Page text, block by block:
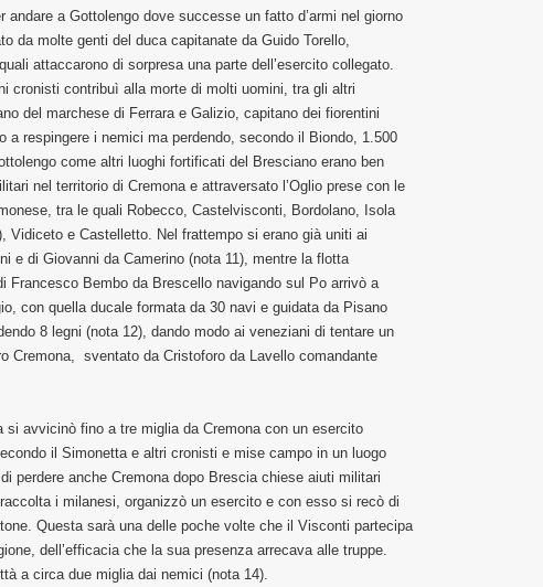
a Gottolengo dove successe un fatto d’armi nel giorno
da molte genti del duca capitanate da Guido Torello,
attaccarono di sorpresa una parte dell’esercito collegato.
cronisti contribuì alla morte di molti uomini, tra gli altri
del marchese di Ferrara e Galizio, capitano dei fiorentini
a respingere i nemici ma perdendo, secondo il Biondo, 1.500
come altri luoghi fortificati del Bresciano erano ben
nel territorio di Cremona e attraversato l’Oglio prese con le
tra le quali Robecco, Castelvisconti, Bordolano, Isola
Vidiceto e Castelletto. Nel frattempo si erano già uniti ai
e di Giovanni da Camerino (nota 11), mentre la flotta
Francesco Bembo da Brescello navigando sul Po arrivò a
con quella ducale formata da 30 navi e guidata da Pisano
8 legni (nota 12), dando modo ai veneziani di tentare un
Cremona, sventato da Cristoforo da Lavello comandante
si avvicinò fino a tre miglia da Cremona con un esercito
il Simonetta e altri cronisti e mise campo in un luogo
perdere anche Cremona dopo Brescia chiese aiuti militari
i milanesi, organizzò un esercito e con esso si recò di
Questa sarà una delle poche volte che il Visconti partecipa
dell’efficacia che la sua presenza arrecava alle truppe.
a circa due miglia dai nemici (nota 14).